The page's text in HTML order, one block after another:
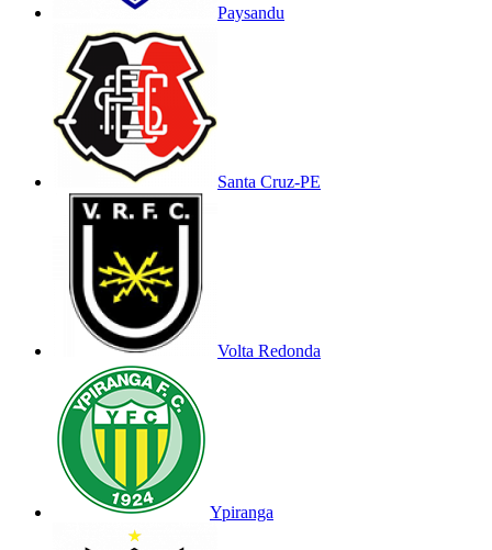
Paysandu
Santa Cruz-PE
Volta Redonda
Ypiranga